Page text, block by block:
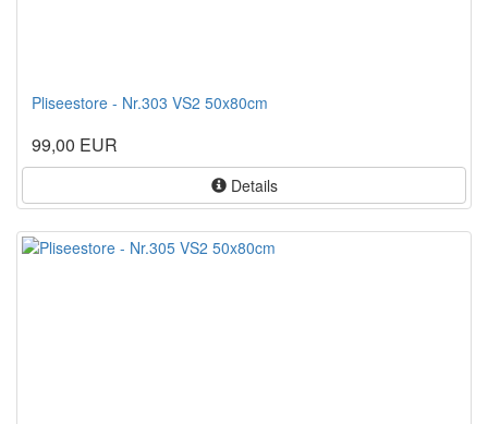
Pliseestore - Nr.303 VS2 50x80cm
99,00 EUR
Details